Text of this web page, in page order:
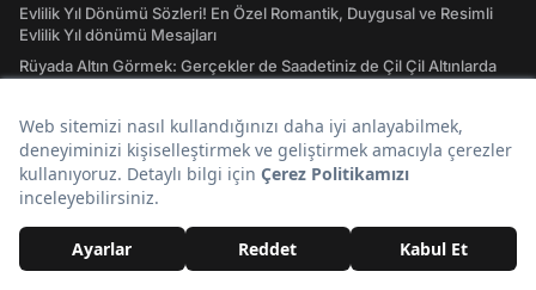
Evlilik Yıl Dönümü Sözleri! En Özel Romantik, Duygusal ve Resimli
Evlilik Yıl dönümü Mesajları
Rüyada Altın Görmek: Gerçekler de Saadetiniz de Çil Çil Altınlarda
Doğal Taşların Merak Edilen Tüm Etkileri, Enerjileri ve Şifa Alanları:
Hangi Doğal Taş Ne İşe Yarar?
Emojilerin Anlamları: 2023 WhatsApp, Instagram ve Twitter'da En
Çok Kullanılan Emojiler ve Anlamları
Atasözleri ve Anlamları: A'dan Z'ye Gündelik Hayatta En Sık
Kullanılan Atasözleri ve Anlamları
Tavla Diziliş Şekli Nasıldır? Erkek Tavlası ve Kız Tavlası Diziliş Şekilleri